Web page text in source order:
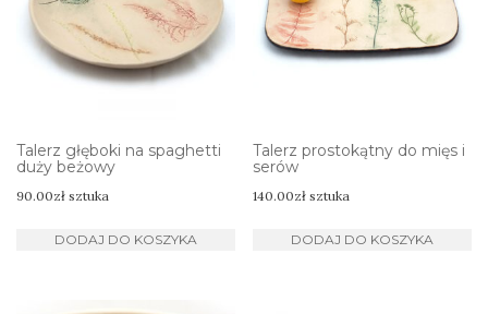
Talerz głęboki na spaghetti
duży beżowy
90.00zł sztuka
DODAJ DO KOSZYKA
Talerz prostokątny do mięs i
serów
140.00zł sztuka
DODAJ DO KOSZYKA